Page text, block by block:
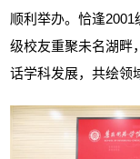
顺利举办。恰逢2001
级校友重聚未名湖畔
话学科发展，共绘领